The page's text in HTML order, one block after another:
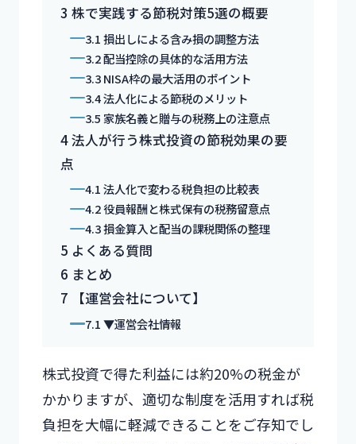
3 株で実践する節税対策5選の概要
3.1損出しによる含み損の調整方法
3.2配当控除の具体的な活用方法
3.3NISA枠の最大活用のポイント
3.4法人化による節税のメリット
3.5 家族名義と贈与の税務上の注意点
4法人が行う株式投資の節税効果の要
点
4.1法人化で変わる税負担の比較表
4.2役員報酬と株式保有の税務留意点
4.3損金算入と配当の課税関係の整理
5 よくある質問
6 まとめ
7 【運営会社について】
7.1▼運営会社情報
株式投資で得た利益には約20%の税金が
かかりますが、適切な制度を活用すれば税
負担を大幅に軽減できることをご存知でし